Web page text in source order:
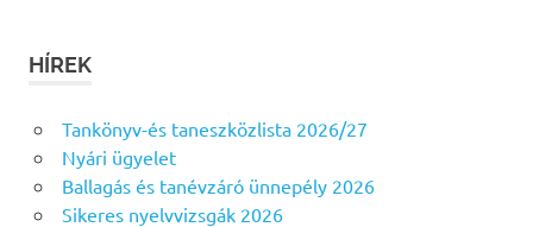
HÍREK
Tankönyv-és taneszközlista 2026/27
Nyári ügyelet
Ballagás és tanévzáró ünnepély 2026
Sikeres nyelvvizsgák 2026